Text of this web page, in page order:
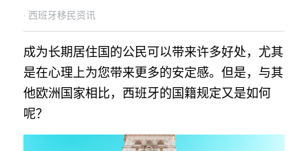
· 西班牙移民资讯
成为长期居住国的公民可以带来许多好处，尤其
是在心理上为您带来更多的安定感。但是，与其
他欧洲国家相比，西班牙的国籍规定又是如何
呢？